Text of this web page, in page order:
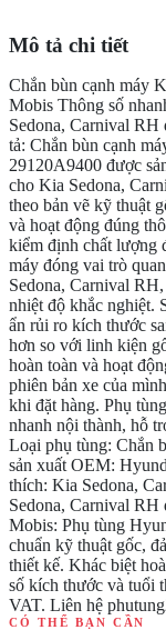
Mô tả chi tiết
Chắn bùn cạnh máy
Mobis Thông số
Sedona, Carnival
tả: Chắn bùn cạnh
29120A9400 được
cho Kia Sedona,
theo bản vẽ kỹ thuật
và hoạt động đúng
kiểm định chất lượng
máy đóng vai trò
Sedona, Carnival
nhiệt độ khắc nghiệt.
ẩn rủi ro kích thước
hơn so với linh kiện
hoàn toàn và hoạt
phiên bản xe của
khi đặt hàng. Phụ
nhanh nội thành, hỗ
Loại phụ tùng: Chắn
sản xuất OEM:
thích: Kia Sedona,
Sedona, Carnival RH
Mobis: Phụ tùng
chuẩn kỹ thuật gốc,
thiết kế. Khác biệt
số kích thước và tuổi
VAT. Liên hệ
CÓ THỂ BẠN CẦN